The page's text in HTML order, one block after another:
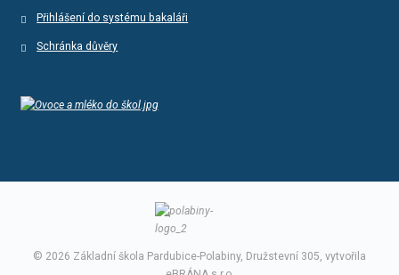
Přihlášení do systému bakaláři
Schránka důvěry
© 2026 Základní škola Pardubice-Polabiny, Družstevní 305, vytvořila